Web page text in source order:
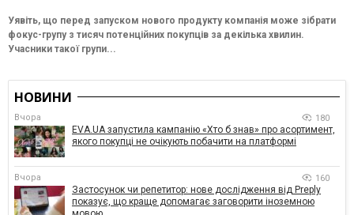
Уявіть, що перед запуском нового продукту компанія може зібрати
фокус-групу з тисяч потенційних покупців за декілька хвилин.
Учасники такої групи...
НОВИНИ
Вчора 180
EVA.UA запустила кампанію «Хто б знав» про асортимент,
якого покупці не очікують побачити на платформі
Вчора 160
Застосунок чи репетитор: нове дослідження від Preply
показує, що краще допомагає заговорити іноземною